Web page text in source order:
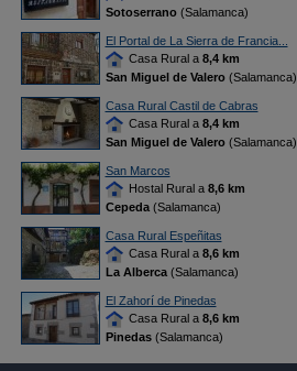
Sotoserrano(Salamanca)
El Portal de La Sierra de Francia...
Casa Rural a 8,4 km
San Miguel de Valero(Salamanca)
Casa Rural Castil de Cabras
Casa Rural a 8,4 km
San Miguel de Valero(Salamanca)
San Marcos
Hostal Rural a 8,6 km
Cepeda(Salamanca)
Casa Rural Espeñitas
Casa Rural a 8,6 km
La Alberca(Salamanca)
El Zahorí de Pinedas
Casa Rural a 8,6 km
Pinedas(Salamanca)